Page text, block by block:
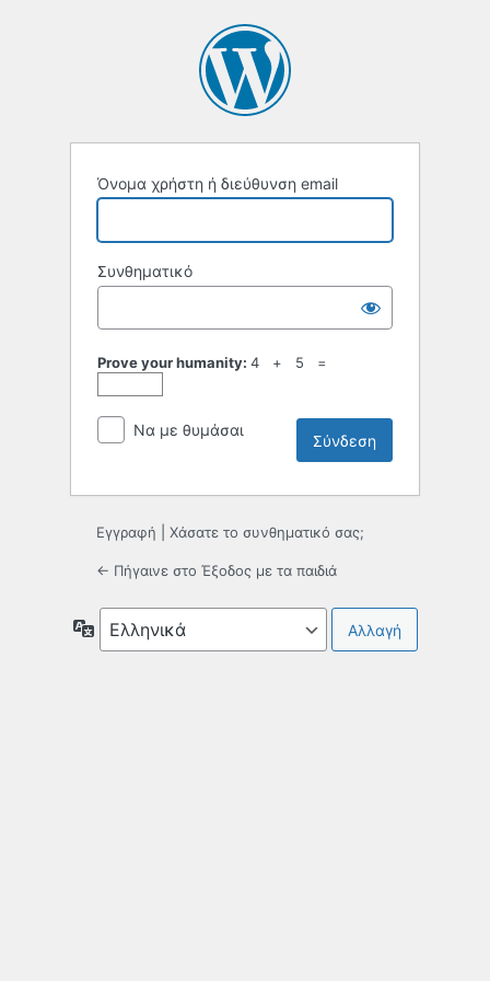
Όνομα χρήστη ή διεύθυνση email
Συνθηματικό
Prove your humanity: 4 + 5 =
Να με θυμάσαι
Εγγραφή Χάσατε το συνθηματικό σας;
← Πήγαινε στο Έξοδος με τα παιδιά
Γλώσσα